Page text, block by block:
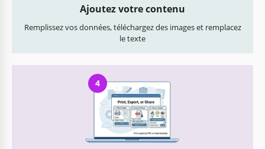
Ajoutez votre contenu
Remplissez vos données, téléchargez des images et remplacez
le texte
4